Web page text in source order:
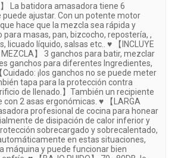
】 La batidora amasadora tiene 6
puede ajustar. Con un potente motor
hace que la mezcla sea rápida y
masas, pan, bizcocho, repostería, ,
licuado líquido, salsas etc.. ♥ 【INCLUYE
MEZCLA】 3 ganchos para batir, mezclar
ganchos para diferentes Ingredientes,
¡los ganchos no se puede meter
tapa para la protección contra
de llenado.】También un recipiente
con 2 asas ergonómicas. ♥ 【LARGA
profesional de cocina para honear
de disipación de calor inferior y
sobrecargado y sobrecalentado,
en estas situaciones,
máquina y puede funcionar bien